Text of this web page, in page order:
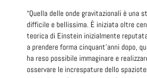
“Quella delle onde gravitazionali è una
difficile e bellissima. È iniziata oltre
teorica di Einstein inizialmente
a prendere forma cinquant’anni dopo,
ha reso possibile immaginare e
osservare le increspature dello